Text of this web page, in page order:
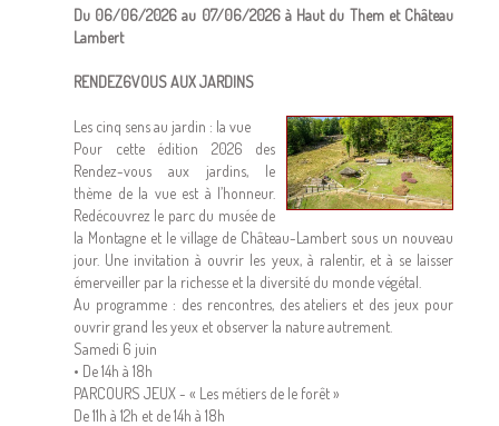
Du 06/06/2026 au 07/06/2026 à Haut du Them et Château
Lambert
RENDEZ6VOUS AUX JARDINS
Les cinq sens au jardin : la vue
Pour cette édition 2026 des
Rendez-vous aux jardins, le
thème de la vue est à l’honneur.
Redécouvrez le parc du musée de
la Montagne et le village de Château-Lambert sous un nouveau
jour. Une invitation à ouvrir les yeux, à ralentir, et à se laisser
émerveiller par la richesse et la diversité du monde végétal.
Au programme : des rencontres, des ateliers et des jeux pour
ouvrir grand les yeux et observer la nature autrement.
Samedi 6 juin
• De 14h à 18h
PARCOURS JEUX - « Les métiers de le forêt »
De 11h à 12h et de 14h à 18h